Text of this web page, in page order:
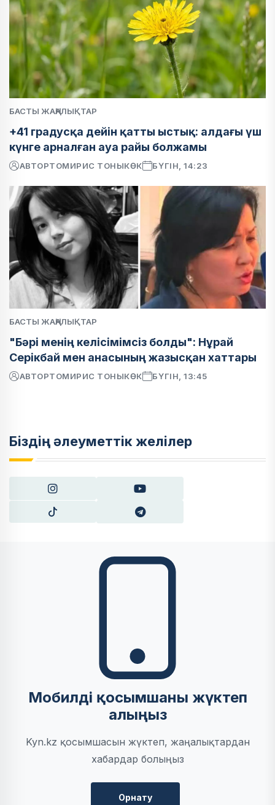
БАСТЫ ЖАҢАЛЫҚТАР
+41 градусқа дейін қатты ыстық: алдағы үш
күнге арналған ауа райы болжамы
АВТОРТОМИРИС ТОНЫКӨК БҮГІН, 14:23
БАСТЫ ЖАҢАЛЫҚТАР
"Бәрі менің келісімімсіз болды": Нұрай
Серікбай мен анасының жазысқан хаттары
АВТОРТОМИРИС ТОНЫКӨК БҮГІН, 13:45
Біздің әлеуметтік желілер
Мобилді қосымшаны жүктеп
алыңыз
Kyn.kz қосымшасын жүктеп, жаңалықтардан
хабардар болыңыз
Орнату